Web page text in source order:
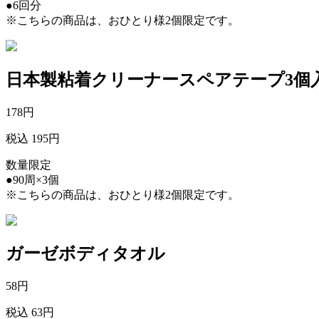
●6回分
※こちらの商品は、おひとり様2個限定です。
日本製粘着クリーナースペアテープ3個
178円
税込 195円
数量限定
●90周×3個
※こちらの商品は、おひとり様2個限定です。
ガーゼボディタオル
58円
税込 63円